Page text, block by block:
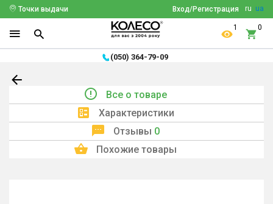
ru ua
Вход/Регистрация
Точки выдачи
1 0
(050) 364-79-09
Все о товаре
Характеристики
Отзывы 0
Похожие товары